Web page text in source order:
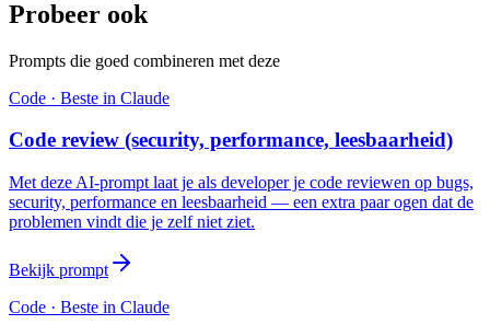
Probeer ook
Prompts die goed combineren met deze
Code · Beste in Claude
Code review (security, performance, leesbaarheid)
Met deze AI-prompt laat je als developer je code reviewen op bugs,
security, performance en leesbaarheid — een extra paar ogen dat de
problemen vindt die je zelf niet ziet.
Bekijk prompt
Code · Beste in Claude